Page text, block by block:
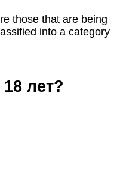
those that are being
into a category
лет?